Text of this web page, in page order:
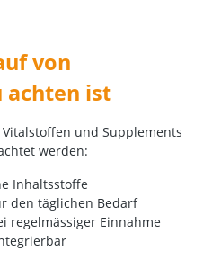
von
achten ist
und Supplements
werden:
Inhaltsstoffe
den täglichen Bedarf
regelmässiger Einnahme